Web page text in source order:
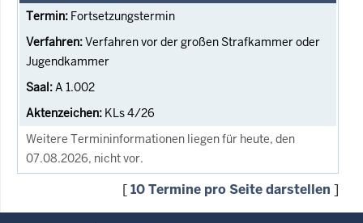
Fortsetzungstermin
Verfahren vor der großen Strafkammer oder
Jugendkammer
A 1.002
KLs 4/26
Weitere Termininformationen liegen für heute, den
07.08.2026, nicht vor.
[10 Termine pro Seite darstellen ]